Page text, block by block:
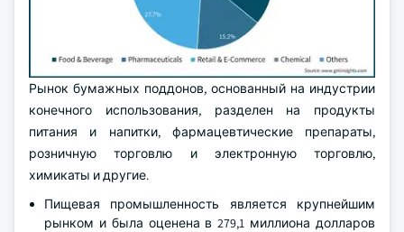
Рынок бумажных поддонов, основанный на индустрии
конечного использования, разделен на продукты
питания и напитки, фармацевтические препараты,
розничную торговлю и электронную торговлю,
химикаты и другие.
Пищевая промышленность является крупнейшим
рынком и была оценена в 279,1 миллиона долларов